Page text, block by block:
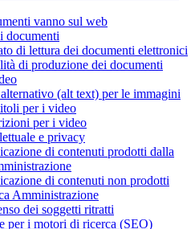
vanno sul web
documenti
di lettura dei documenti elettronici
di produzione dei documenti
(alt text) per le immagini
per i video
per i video
e privacy
di contenuti prodotti dalla
di contenuti non prodotti
Amministrazione
dei soggetti ritratti
per i motori di ricerca (SEO)